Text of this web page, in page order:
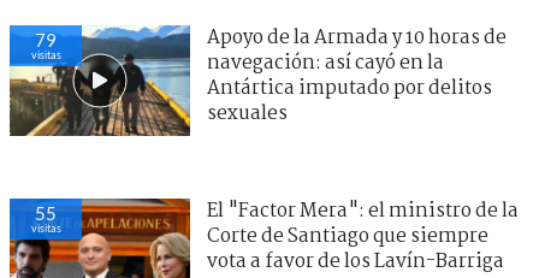
79
visitas
Apoyo de la Armada y 10 horas de
navegación: así cayó en la
Antártica imputado por delitos
sexuales
55
visitas
El "Factor Mera": el ministro de la
Corte de Santiago que siempre
vota a favor de los Lavín-Barriga